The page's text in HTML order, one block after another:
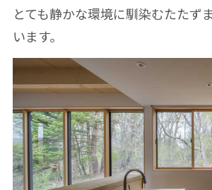
とても静かな環境に馴染むたたず
います。